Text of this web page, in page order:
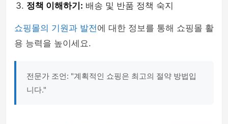
정책 이해하기: 배송 및 반품 정책 숙지
쇼핑몰의 기원과 발전에 대한 정보를 통해 쇼핑몰 활
용 능력을 높이세요.
전문가 조언: "계획적인 쇼핑은 최고의 절약 방법입
니다."